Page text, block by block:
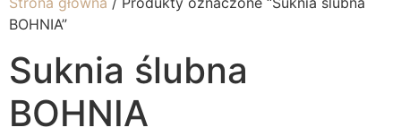
BOHNIA”
Suknia ślubna
BOHNIA